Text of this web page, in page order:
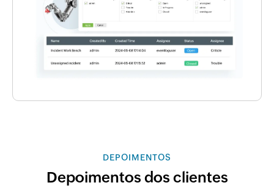
DEPOIMENTOS
Depoimentos dos clientes